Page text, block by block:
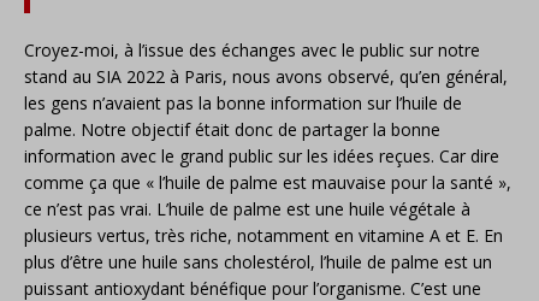
Croyez-moi, à l’issue des échanges avec le public sur notre
stand au SIA 2022 à Paris, nous avons observé, qu’en général,
les gens n’avaient pas la bonne information sur l’huile de
palme. Notre objectif était donc de partager la bonne
information avec le grand public sur les idées reçues. Car dire
comme ça que « l’huile de palme est mauvaise pour la santé »,
ce n’est pas vrai. L’huile de palme est une huile végétale à
plusieurs vertus, très riche, notamment en vitamine A et E. En
plus d’être une huile sans cholestérol, l’huile de palme est un
puissant antioxydant bénéfique pour l’organisme. C’est une